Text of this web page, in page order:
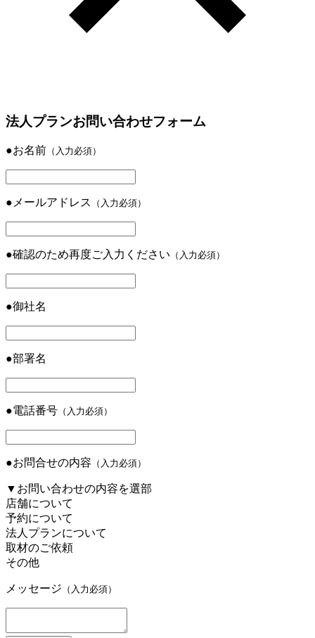
法人プランお問い合わせフォーム
●お名前 （入力必須）
● メールアドレス （入力必須）
●確認のため再度ご入力ください （入力必須）
●御社名
●部署名
●電話番号 （入力必須）
●お問合せの内容 （入力必須）
▼ お問い合わせの内容を選部
店舗について
予約について
法人プランについて
取材のご依頼
その他
メッセージ （入力必須）